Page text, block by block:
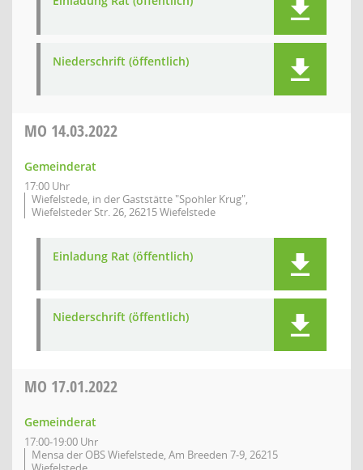
Niederschrift (öffentlich)
MO 14.03.2022
Gemeinderat
17:00 Uhr
Wiefelstede, in der Gaststätte "Spohler Krug",
Wiefelsteder Str. 26, 26215 Wiefelstede
Einladung Rat (öffentlich)
Niederschrift (öffentlich)
MO 17.01.2022
Gemeinderat
17:00-19:00 Uhr
Mensa der OBS Wiefelstede, Am Breeden 7-9, 26215